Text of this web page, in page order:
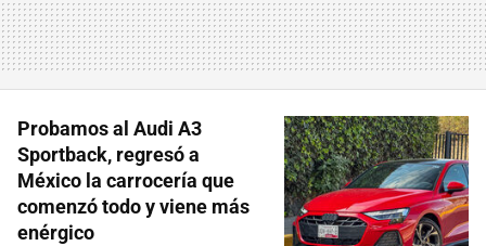
Probamos al Audi A3
Sportback, regresó a
México la carrocería que
comenzó todo y viene más
enérgico